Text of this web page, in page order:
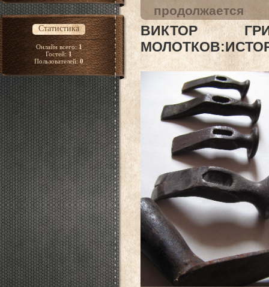
Статистика
Онлайн всего:1
Гостей:1
Пользователей:0
продолжается
ВИКТОР